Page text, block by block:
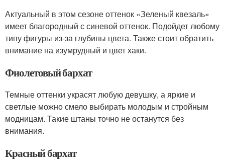
Актуальный в этом сезоне оттенок «Зеленый квезаль»
имеет благородный с синевой оттенок. Подойдет любому
типу фигуры из-за глубины цвета. Также стоит обратить
внимание на изумрудный и цвет хаки.
Фиолетовый бархат
Темные оттенки украсят любую девушку, а яркие и
светлые можно смело выбирать молодым и стройным
модницам. Такие штаны точно не останутся без
внимания.
Красный бархат